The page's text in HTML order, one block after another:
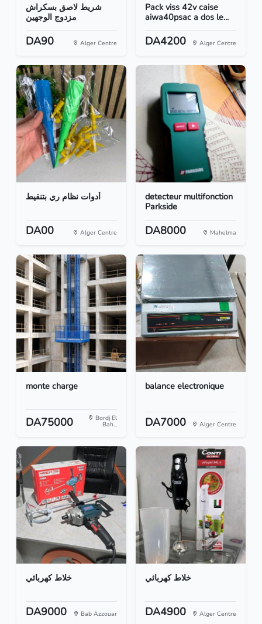
شريط لاصق بسكراش
مزدوج الوجهين
DA90 Alger Centre
Pack viss 42v caise
aiwa40psac a dos le...
DA4200 Alger Centre
أدوات نظام ري بتنقيط
DA00 Alger Centre
detecteur multifonction
Parkside
DA8000 Mahelma
monte charge
DA75000 Bordj El
Bah...
balance electronique
DA7000 Alger Centre
خلاط كهربائي
DA9000 Bab Azzouar
خلاط كهربائي
DA4900 Alger Centre